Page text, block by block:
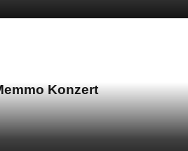
Konzert